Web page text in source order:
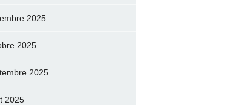
2025
2025
2025
2025